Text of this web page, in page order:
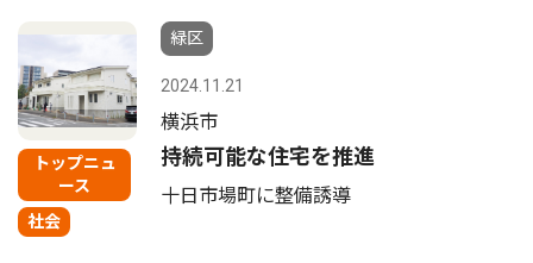
トップニュ
ース
社会
緑区
2024.11.21
横浜市
持続可能な住宅を推進
十日市場町に整備誘導